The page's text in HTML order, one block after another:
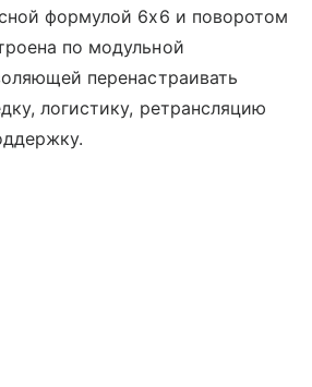
формулой 6x6 и поворотом
по модульной
перенастраивать
логистику, ретрансляцию